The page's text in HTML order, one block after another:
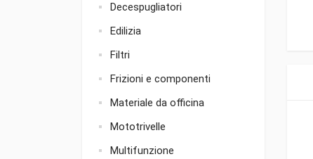
Decespugliatori
Edilizia
Filtri
Frizioni e componenti
Materiale da officina
Mototrivelle
Multifunzione